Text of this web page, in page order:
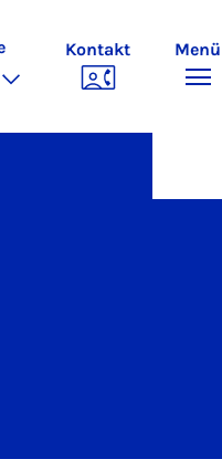
Kontakt Menü